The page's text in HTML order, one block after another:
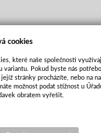
cookies
které naše společnosti
variantu. Pokud byste nás
stránky procházíte, nebo na
možnost podat stížnost u
obratem vyřešit.